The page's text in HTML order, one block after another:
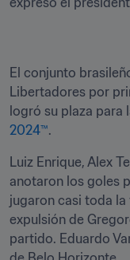
El conjunto
Libertadores por
logró su plaza para
2024™.
Luiz Enrique, Alex
anotaron los goles
jugaron casi toda
expulsión de
partido. Eduardo